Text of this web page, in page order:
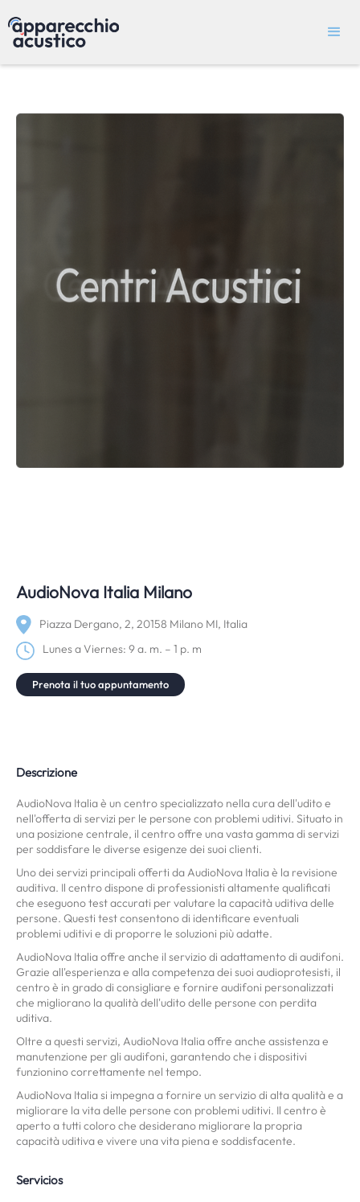
AudioNova Italia Milano
Piazza Dergano, 2, 20158 Milano MI, Italia
Lunes a Viernes: 9 a. m. – 1 p. m
Prenota il tuo appuntamento
Descrizione
AudioNova Italia è un centro specializzato nella cura dell'udito e
nell'offerta di servizi per le persone con problemi uditivi. Situato in
una posizione centrale, il centro offre una vasta gamma di servizi
per soddisfare le diverse esigenze dei suoi clienti.
Uno dei servizi principali offerti da AudioNova Italia è la revisione
auditiva. Il centro dispone di professionisti altamente qualificati
che eseguono test accurati per valutare la capacità uditiva delle
persone. Questi test consentono di identificare eventuali
problemi uditivi e di proporre le soluzioni più adatte.
AudioNova Italia offre anche il servizio di adattamento di audifoni.
Grazie all'esperienza e alla competenza dei suoi audioprotesisti, il
centro è in grado di consigliare e fornire audifoni personalizzati
che migliorano la qualità dell'udito delle persone con perdita
uditiva.
Oltre a questi servizi, AudioNova Italia offre anche assistenza e
manutenzione per gli audifoni, garantendo che i dispositivi
funzionino correttamente nel tempo.
AudioNova Italia si impegna a fornire un servizio di alta qualità e a
migliorare la vita delle persone con problemi uditivi. Il centro è
aperto a tutti coloro che desiderano migliorare la propria
capacità uditiva e vivere una vita piena e soddisfacente.
Servicios